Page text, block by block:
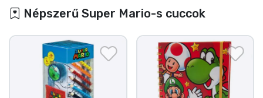
Népszerű Super Mario-s cuccok